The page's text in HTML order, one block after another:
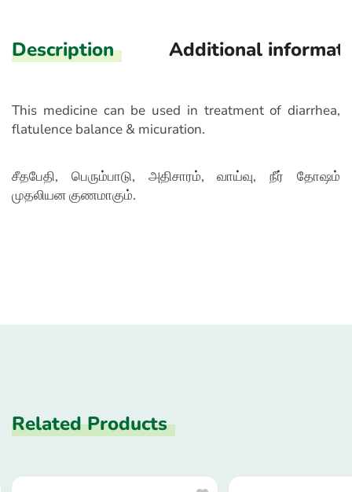
Description Additional
This medicine can be used in treatment of diarrhea,
flatulence balance & micuration.
சீதபேதி, பெரும்பாடு, அதிசாரம், வாய்வு, நீர் தோஷம்
முதலியன குணமாகும்.
Related Products